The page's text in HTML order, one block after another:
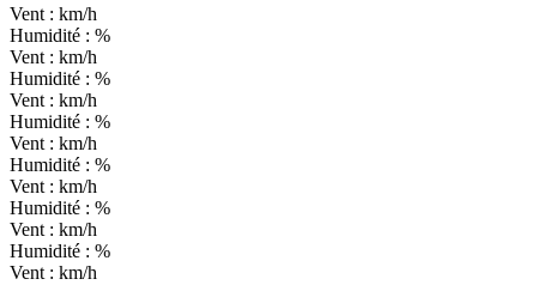
Vent : km/h
Humidité : %
Vent : km/h
Humidité : %
Vent : km/h
Humidité : %
Vent : km/h
Humidité : %
Vent : km/h
Humidité : %
Vent : km/h
Humidité : %
Vent : km/h